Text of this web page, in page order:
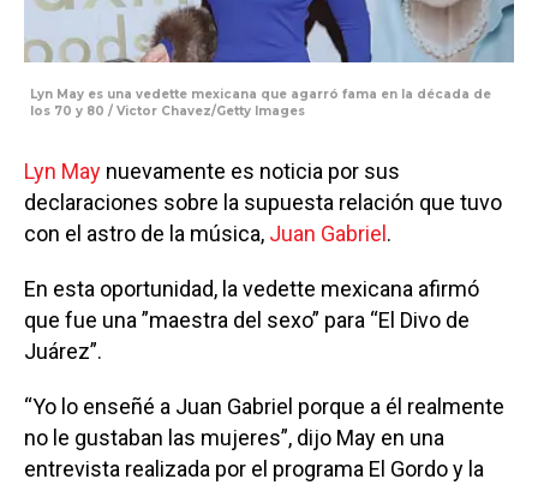
Lyn May es una vedette mexicana que agarró fama en la década de
los 70 y 80 / Victor Chavez/Getty Images
Lyn May nuevamente es noticia por sus
declaraciones sobre la supuesta relación que tuvo
con el astro de la música, Juan Gabriel.
En esta oportunidad, la vedette mexicana afirmó
que fue una ”maestra del sexo” para “El Divo de
Juárez”.
“Yo lo enseñé a Juan Gabriel porque a él realmente
no le gustaban las mujeres”, dijo May en una
entrevista realizada por el programa El Gordo y la